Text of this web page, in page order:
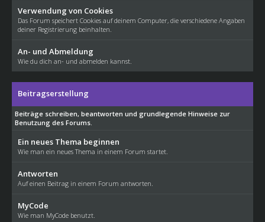
Verwendung von Cookies
Das Forum speichert Cookies auf deinem Computer, die verschiedene Angaben
deiner Registrierung beinhalten.
An- und Abmeldung
Wie du dich an- und abmelden kannst.
Beitragserstellung
Beiträge schreiben, beantworten und grundlegende Hinweise zur
Benutzung des Forums.
Ein neues Thema beginnen
Wie man ein neues Thema in einem Forum startet.
Antworten
Auf einen Beitrag in einem Forum antworten.
MyCode
Wie man MyCode benutzt.